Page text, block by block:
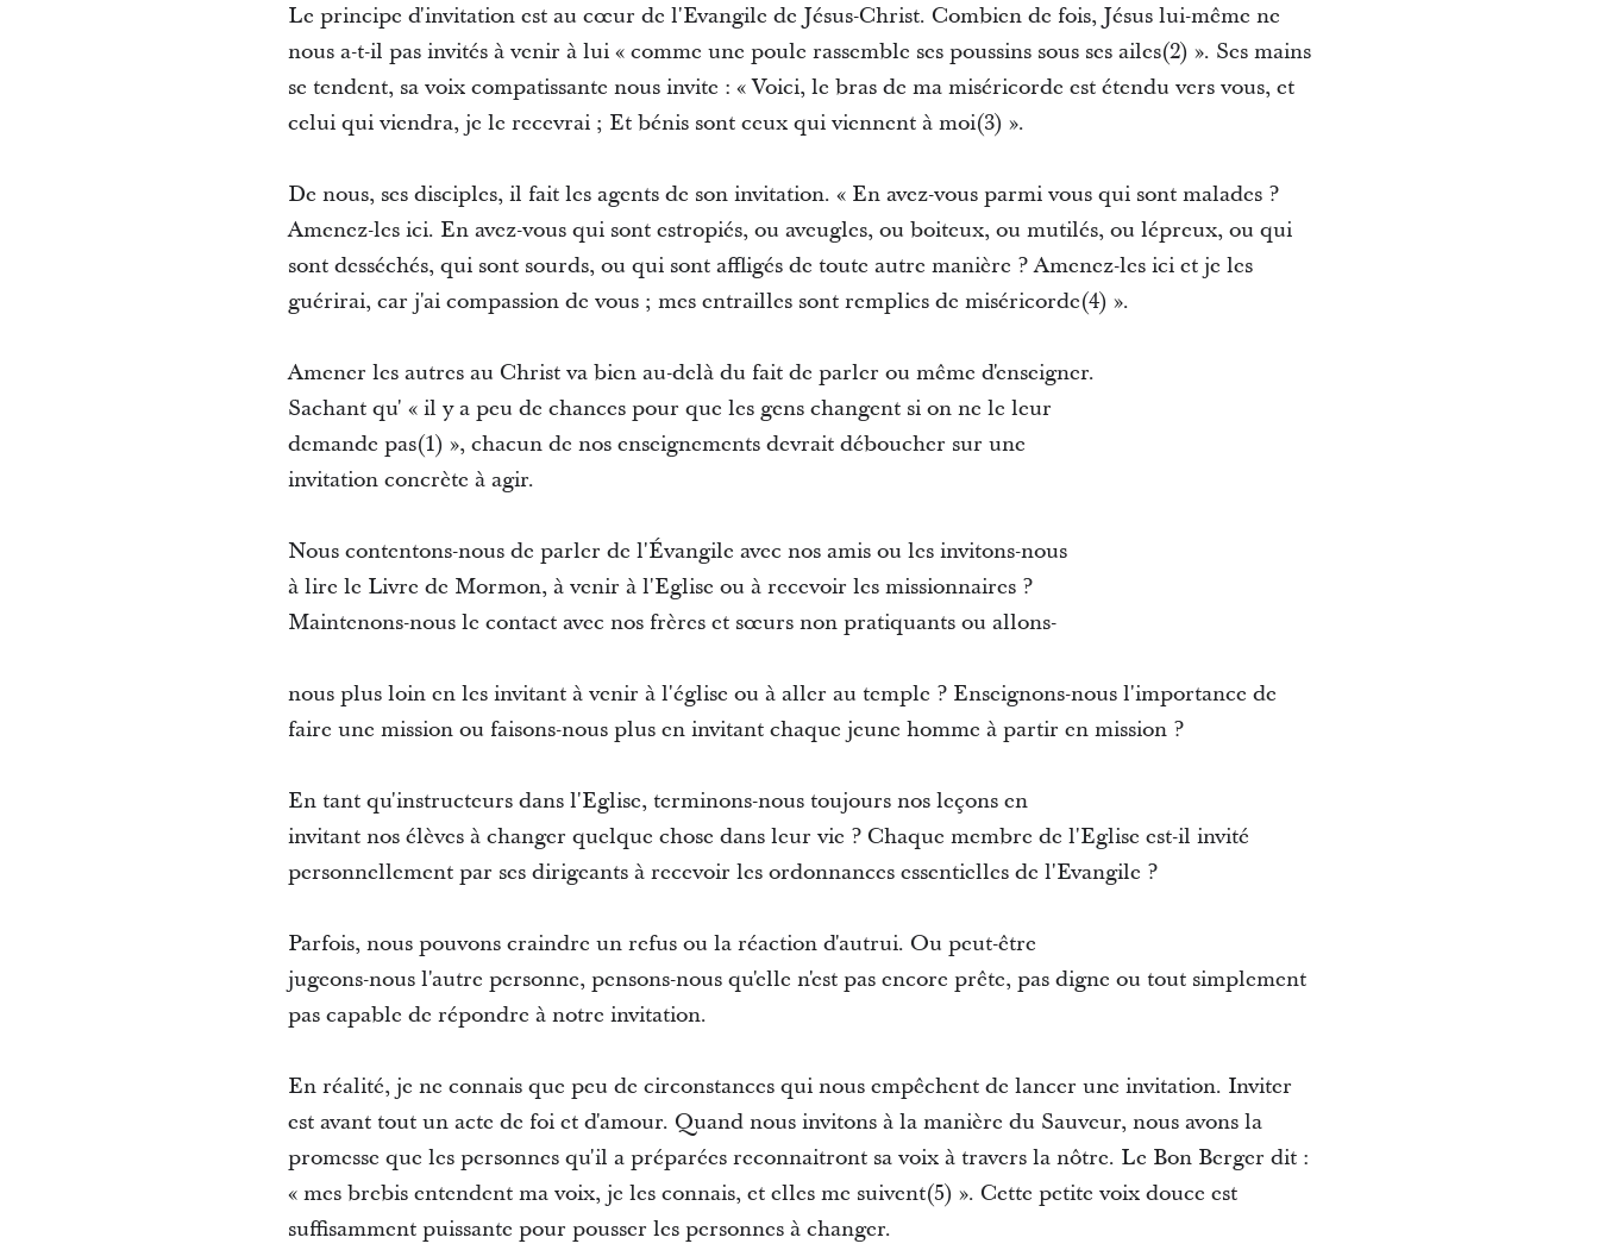
Le principe d'invitation est au cœur de l'Evangile de Jésus-Christ. Combien de fois, Jésus lui-même ne
nous a-t-il pas invités à venir à lui « comme une poule rassemble ses poussins sous ses ailes(2) ». Ses mains
se tendent, sa voix compatissante nous invite : « Voici, le bras de ma miséricorde est étendu vers vous, et
celui qui viendra, je le recevrai ; Et bénis sont ceux qui viennent à moi(3) ».
De nous, ses disciples, il fait les agents de son invitation. « En avez-vous parmi vous qui sont malades ?
Amenez-les ici. En avez-vous qui sont estropiés, ou aveugles, ou boiteux, ou mutilés, ou lépreux, ou qui
sont desséchés, qui sont sourds, ou qui sont affligés de toute autre manière ? Amenez-les ici et je les
guérirai, car j'ai compassion de vous ; mes entrailles sont remplies de miséricorde(4) ».
Amener les autres au Christ va bien au-delà du fait de parler ou même d'enseigner.
Sachant qu' « il y a peu de chances pour que les gens changent si on ne le leur
demande pas(1) », chacun de nos enseignements devrait déboucher sur une
invitation concrète à agir.
Nous contentons-nous de parler de l'Évangile avec nos amis ou les invitons-nous
à lire le Livre de Mormon, à venir à l'Eglise ou à recevoir les missionnaires ?
Maintenons-nous le contact avec nos frères et sœurs non pratiquants ou allons-
nous plus loin en les invitant à venir à l'église ou à aller au temple ? Enseignons-nous l'importance de
faire une mission ou faisons-nous plus en invitant chaque jeune homme à partir en mission ?
En tant qu'instructeurs dans l'Eglise, terminons-nous toujours nos leçons en
invitant nos élèves à changer quelque chose dans leur vie ? Chaque membre de l'Eglise est-il invité
personnellement par ses dirigeants à recevoir les ordonnances essentielles de l'Evangile ?
Parfois, nous pouvons craindre un refus ou la réaction d'autrui. Ou peut-être
jugeons-nous l'autre personne, pensons-nous qu'elle n'est pas encore prête, pas digne ou tout simplement
pas capable de répondre à notre invitation.
En réalité, je ne connais que peu de circonstances qui nous empêchent de lancer une invitation. Inviter
est avant tout un acte de foi et d'amour. Quand nous invitons à la manière du Sauveur, nous avons la
promesse que les personnes qu'il a préparées reconnaitront sa voix à travers la nôtre. Le Bon Berger dit :
« mes brebis entendent ma voix, je les connais, et elles me suivent(5) ». Cette petite voix douce est
suffisamment puissante pour pousser les personnes à changer.